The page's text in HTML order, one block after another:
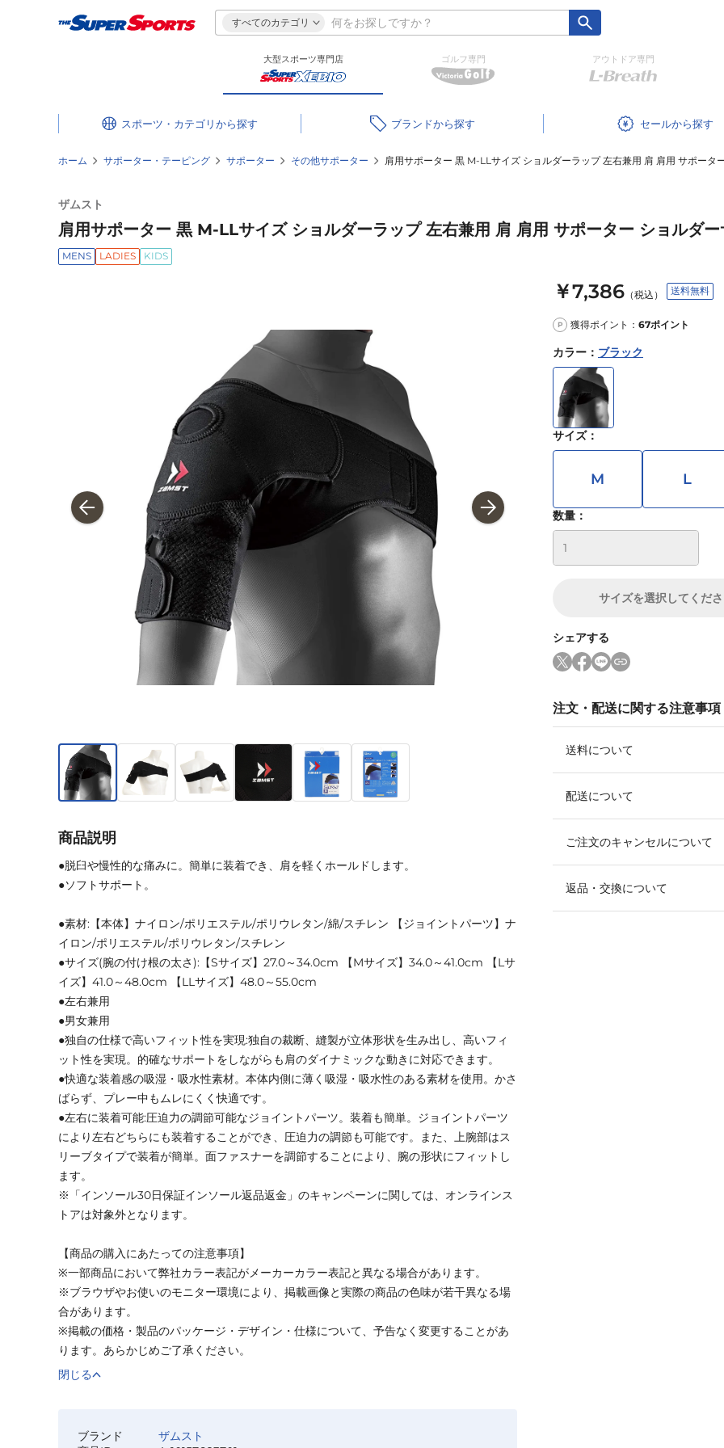
すべてのカテゴリ
大型スポーツ専門店 ゴルフ専門 アウトドア専門
スポーツ・カテゴリ ブランド セール
ホーム サポーター・テーピング サポーター その他サポーター 肩用サポーター 黒 M-LLサイズ ショルダーラップ 左右兼用 肩 肩用 サポータ
ザムスト
肩用サポーター 黒 M-LLサイズ ショルダーラップ 左右兼用 肩 肩用 サポーター ショルダ
MENS LADIES KIDS
￥7,386 （税込） 送料無料
P 獲得ポイント： 67ポイント
カラー ： ブラック
サイズ：
M L
数量：
サイズを選択してくだ
シェアする
注文・配送に関する注意事項
送料について
配送について
ご注文のキャンセルについて
返品・交換について
商品説明
●脱臼や慢性的な痛みに。簡単に装着でき、肩を軽くホールドします。
●ソフトサポート。
●素材:【本体】ナイロン/ポリエステル/ポリウレタン/綿/スチレン 【ジョイントパーツ】ナ
イロン/ポリエステル/ポリウレタン/スチレン
●サイズ(腕の付け根の太さ):【Sサイズ】27.0～34.0cm 【Mサイズ】34.0～41.0cm 【Lサ
イズ】41.0～48.0cm 【LLサイズ】48.0～55.0cm
●左右兼用
●男女兼用
●独自の仕様で高いフィット性を実現:独自の裁断、縫製が立体形状を生み出し、高いフィ
ット性を実現。的確なサポートをしながらも肩のダイナミックな動きに対応できます。
●快適な装着感の吸湿・吸水性素材。本体内側に薄く吸湿・吸水性のある素材を使用。かさ
ばらず、プレー中もムレにくく快適です。
●左右に装着可能:圧迫力の調節可能なジョイントパーツ。装着も簡単。ジョイントパーツ
により左右どちらにも装着することができ、圧迫力の調節も可能です。また、上腕部はス
リーブタイプで装着が簡単。面ファスナーを調節することにより、腕の形状にフィットし
ます。
※「インソール30日保証インソール返品返金」のキャンペーンに関しては、オンラインス
トアは対象外となります。
【商品の購入にあたっての注意事項】
※一部商品において弊社カラー表記がメーカーカラー表記と異なる場合があります。
※ブラウザやお使いのモニター環境により、掲載画像と実際の商品の色味が若干異なる場
合があります。
※掲載の価格・製品のパッケージ・デザイン・仕様について、予告なく変更することがあ
ります。あらかじめご了承ください。
閉じる
ブランド
ザムスト